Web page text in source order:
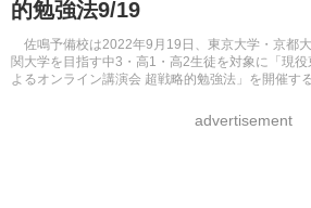
自由研究教材（小学生向け）
的勉強法9/19
佐鳴予備校は2022年9月19日、東京大学・京都
関大学を目指す中3・高1・高2生徒を対象に「現
よるオンライン講演会 超戦略的勉強法」を開催す
advertisement